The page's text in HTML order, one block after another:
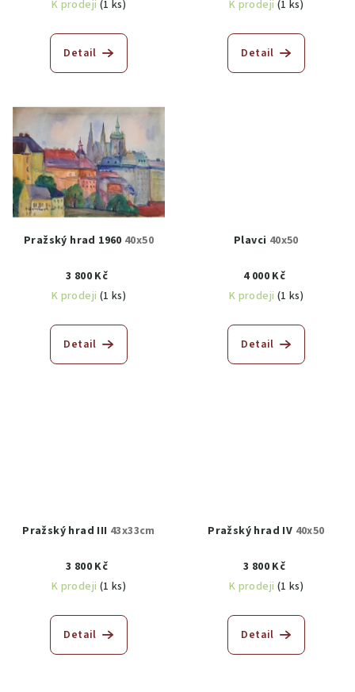
K prodeji (1 ks)
Detail
K prodeji (1 ks)
Detail
Pražský hrad 1960 40x50
3 800 Kč
K prodeji (1 ks)
Detail
Plavci 40x50
4 000 Kč
K prodeji (1 ks)
Detail
Pražský hrad III 43x33cm
3 800 Kč
K prodeji (1 ks)
Detail
Pražský hrad IV 40x50
3 800 Kč
K prodeji (1 ks)
Detail